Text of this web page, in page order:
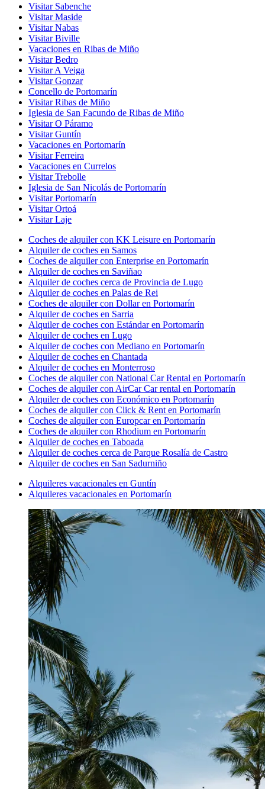
Visitar Sabenche
Visitar Maside
Visitar Nabas
Visitar Biville
Vacaciones en Ribas de Miño
Visitar Bedro
Visitar A Veiga
Visitar Gonzar
Concello de Portomarín
Visitar Ribas de Miño
Iglesia de San Facundo de Ribas de Miño
Visitar O Páramo
Visitar Guntín
Vacaciones en Portomarín
Visitar Ferreira
Vacaciones en Currelos
Visitar Trebolle
Iglesia de San Nicolás de Portomarín
Visitar Portomarín
Visitar Ortoá
Visitar Laje
Coches de alquiler con KK Leisure en Portomarín
Alquiler de coches en Samos
Coches de alquiler con Enterprise en Portomarín
Alquiler de coches en Saviñao
Alquiler de coches cerca de Provincia de Lugo
Alquiler de coches en Palas de Rei
Coches de alquiler con Dollar en Portomarín
Alquiler de coches en Sarria
Alquiler de coches con Estándar en Portomarín
Alquiler de coches en Lugo
Alquiler de coches con Mediano en Portomarín
Alquiler de coches en Chantada
Alquiler de coches en Monterroso
Coches de alquiler con National Car Rental en Portomarín
Coches de alquiler con AirCar Car rental en Portomarín
Alquiler de coches con Económico en Portomarín
Coches de alquiler con Click & Rent en Portomarín
Coches de alquiler con Europcar en Portomarín
Coches de alquiler con Rhodium en Portomarín
Alquiler de coches en Taboada
Alquiler de coches cerca de Parque Rosalía de Castro
Alquiler de coches en San Sadurniño
Alquileres vacacionales en Guntín
Alquileres vacacionales en Portomarín